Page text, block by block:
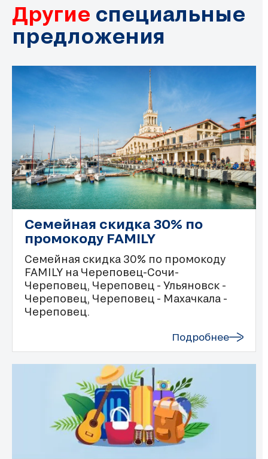
Другие специальные
предложения
Семейная скидка 30% по
промокоду FAMILY
Семейная скидка 30% по промокоду
FAMILY на Череповец-Сочи-
Череповец, Череповец - Ульяновск -
Череповец, Череповец - Махачкала -
Череповец.
Подробнее